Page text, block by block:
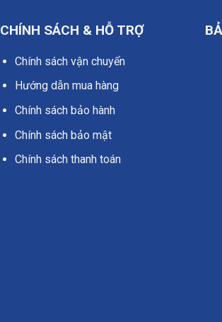
CHÍNH SÁCH & HỖ TRỢ
Chính sách vận chuyển
Hướng dẫn mua hàng
Chính sách bảo hành
Chính sách bảo mật
Chính sách thanh toán